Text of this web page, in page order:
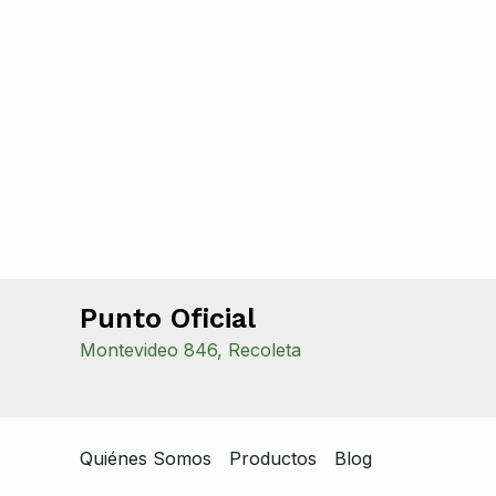
Punto Oficial
Montevideo 846, Recoleta
Quiénes Somos Productos Blog